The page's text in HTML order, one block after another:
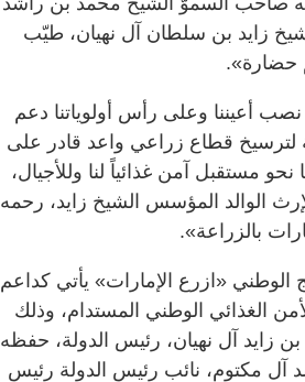
زايد بن سلطان آل نهيان، طيّب
حضارة».
أعيننا وعلى رأس أولوياتنا دعم
لترسيخ قطاع زراعي واعد قادر على
مستقبل آمن غذائياً لنا وللأجيال،
الوالد المؤسس الشيخ زايد، رحمه
بالزراعة».
الوطني «ازرع الإمارات» يأتي كداعم
الغذائي الوطني المستدام، وذلك
زايد آل نهيان، رئيس الدولة، حفظه
آل مكتوم، نائب رئيس الدولة رئيس